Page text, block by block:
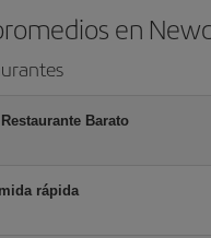
en
Barato
rápida